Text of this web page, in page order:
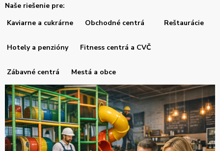
Naše riešenie pre:
Kaviarne a cukrárne
Obchodné centrá Reštaurácie
Hotely a penzióny Fitness centrá a CVČ
Zábavné centrá Mestá a obce